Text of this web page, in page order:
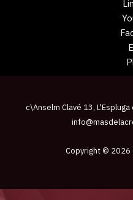
c\Anselm Clavé 13,
Copyright © 2026